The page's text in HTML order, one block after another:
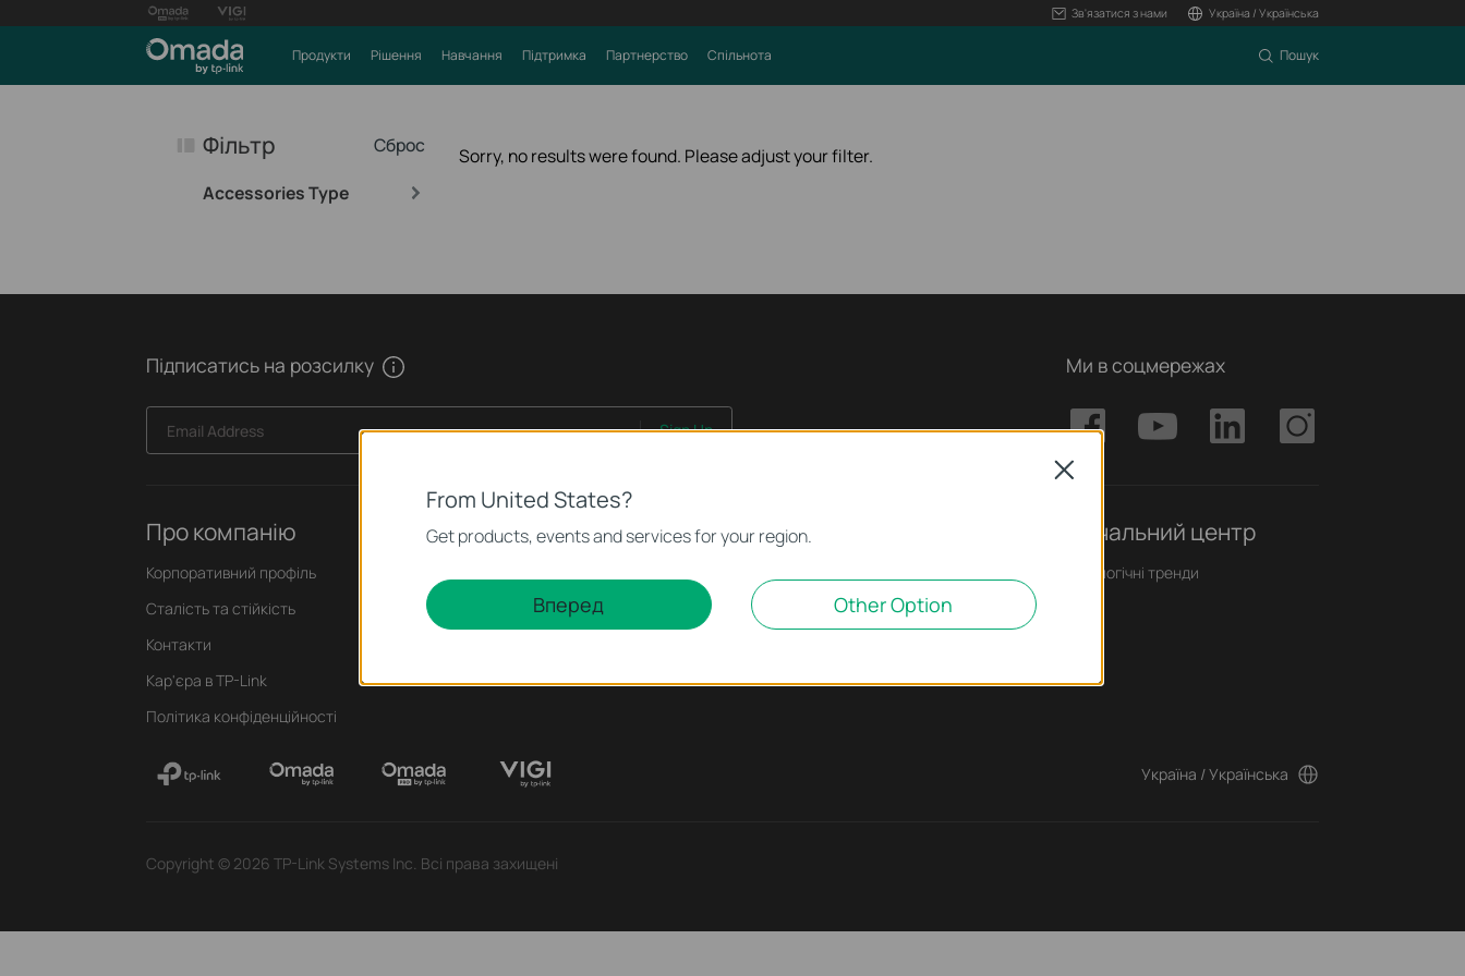
Зв'язатися з нами Україна / Українська
Продукти Рішення Навчання Підтримка Партнерство Спільнота Пошук
Сброс
Фільтр
Accessories Type
Sorry, no results were found. Please adjust your filter.
Підписатись на розсилку
Email Address Sign Up
Ми в соцмережах
Про компанію
Корпоративний профіль
Сталість та стійкість
Контакти
Кар'єра в TP-Link
Політика конфіденційності
Преса Для партнерів Навчальний центр
Технологічні тренди
Україна / Українська
Copyright © 2026 TP-Link Systems Inc. Всі права захищені
From United States?
Get products, events and services for your region.
Вперед Other Option
Close